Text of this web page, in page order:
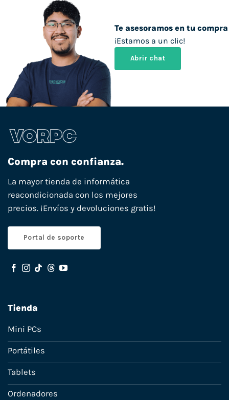
Te asesoramos en tu compra
¡Estamos a un clic!
Abrir chat
Compra con confianza.
La mayor tienda de informática
reacondicionada con los mejores
precios. ¡Envíos y devoluciones gratis!
Portal de soporte
Tienda
Mini PCs
Portátiles
Tablets
Ordenadores